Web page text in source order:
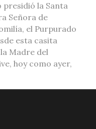
presidió la Santa
Señora de
el Purpurado
esta casita
Madre del
hoy como ayer,